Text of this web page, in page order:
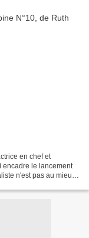
en chef et
encadre le lancement
n'est pas au mieux